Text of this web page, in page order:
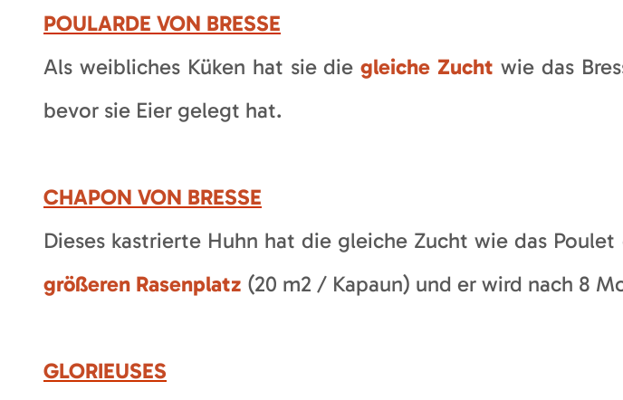
POULARDE VON BRESSE
Als weibliches Küken hat sie diegleiche Zucht wie das
bevor sie Eier gelegt hat.
CHAPON VON BRESSE
Dieses kastrierte Huhn hat die gleiche Zucht wie das
größeren Rasenplatz (20 m2 / Kapaun) und er wird nach 8
GLORIEUSES